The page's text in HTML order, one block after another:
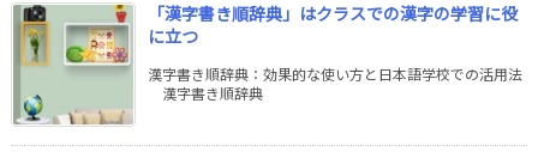
「漢字書き順辞典」はクラスでの漢字の学習に役
に立つ
漢字書き順辞典：効果的な使い方と日本語学校での活用法
漢字書き順辞典